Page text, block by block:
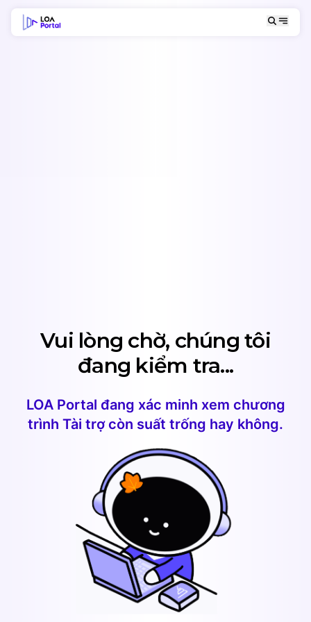
Vui lòng chờ, chúng tôi
đang kiểm tra...
LOA Portal đang xác minh xem chương
trình Tài trợ còn suất trống hay không.